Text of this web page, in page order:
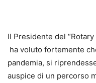
Il Presidente del “Rotary
ha voluto fortemente
pandemia, si
auspice di un percorso